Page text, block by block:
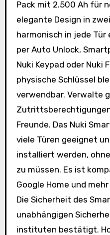
Pack mit 2.500 Ah für
elegante Design in
harmonisch in jede Tür
per Auto Unlock,
Nuki Keypad oder Nuki
physische Schlüssel
verwendbar. Verwalte
Freunde. Das Nuki
viele Türen geeignet
installiert werden,
zu müssen. Es ist
Google Home und
Die Sicherheit des
unabhängigen
instituten bestätigt.